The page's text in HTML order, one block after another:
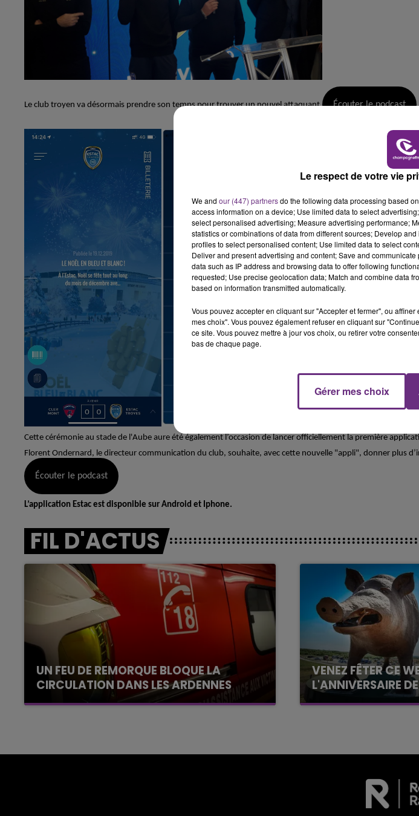
6h00 - 10h00
LA FAMILLE
Le club troyen va désormais prendre son temps pour trouver un nouvel attaquant. Écouter le podcast
Cette cérémonie au stade de l'Aube aure été également l’occasion de lancer officiellement la première
Florent Ondernard, le directeur communication du club, souhaite, avec cette nouvelle "appli", donner plus
Écouter le podcast
L’application Estac est disponible sur Android et Iphone.
FIL D'ACTUS
UN FEU DE REMORQUE BLOQUE LA
CIRCULATION DANS LES ARDENNES
Un feu de remorque s'est déclaré ce mercredi
VENEZ FÊTER CE
L'ANNIVERSAIRE
Ce samedi 8 août
LE TICKET DE CAISSE
14h00 - 15h00
La Radio
Le respect de votre vie
We and our (447) partnersdo the following data processing based
access information on a device; Use limited data to select
select personalised advertising; Measure advertising performance;
statistics or combinations of data from different sources; Develop
profiles to select personalised content; Use limited data to select
Deliver and present advertising and content; Save and
data such as IP address and browsing data to offer following
requested; Use precise geolocation data; Match and combine data
based on information transmitted automatically.
Vous pouvez accepter en cliquant sur "Accepter et fermer", ou
mes choix". Vous pouvez également refuser en cliquant sur
ce site. Vous pouvez mettre à jour vos choix, ou retirer votre
bas de chaque page.
Gérer mes choix